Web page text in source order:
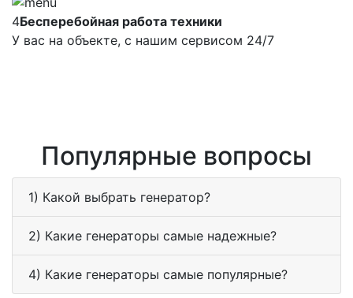
4Бесперебойная работа техники
У вас на объекте, с нашим сервисом 24/7
Популярные вопросы
1) Какой выбрать генератор?
2) Какие генераторы самые надежные?
4) Какие генераторы самые популярные?